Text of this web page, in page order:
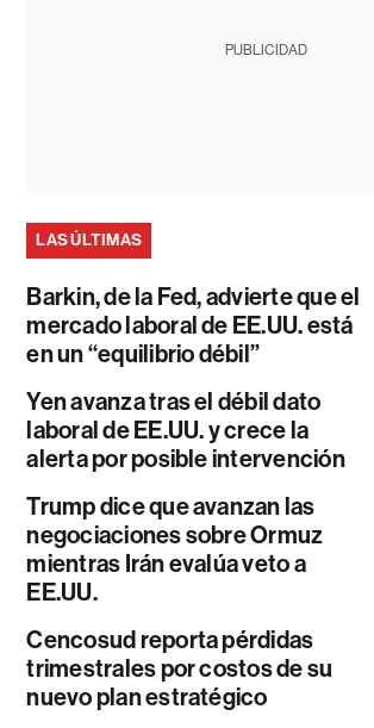
PUBLICIDAD
LAS ÚLTIMAS
Barkin, de la Fed, advierte que el
mercado laboral de EE.UU. está
en un “equilibrio débil”
Yen avanza tras el débil dato
laboral de EE.UU. y crece la
alerta por posible intervención
Trump dice que avanzan las
negociaciones sobre Ormuz
mientras Irán evalúa veto a
EE.UU.
Cencosud reporta pérdidas
trimestrales por costos de su
nuevo plan estratégico